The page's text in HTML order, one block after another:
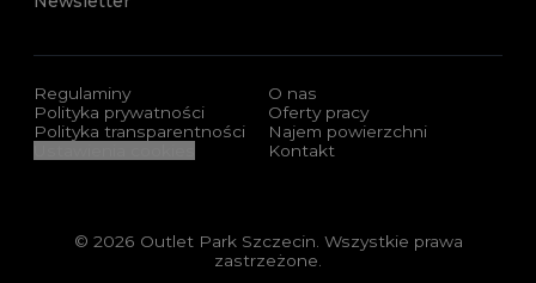
Regulaminy
Polityka prywatności
Polityka transparentności
O nas
Oferty pracy
Najem powierzchni
Kontakt
© 2026 Outlet Park Szczecin. Wszystkie prawa
zastrzeżone.